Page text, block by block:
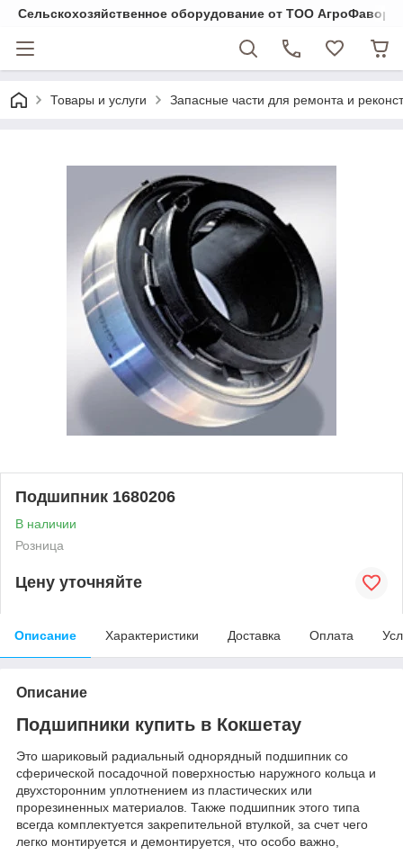
Cельскохозяйственное оборудование от ТОО
Товары и услуги Запасные части для ремонта и
Подшипник 1680206
В наличии
Розница
Цену уточняйте
Описание Характеристики Доставка Оплата
Описание
Подшипники купить в Кокшетау
Это шариковый радиальный однорядный подшипник со
сферической посадочной поверхностью наружного кольца и
двухсторонним уплотнением из пластических или
прорезиненных материалов. Также подшипник этого типа
всегда комплектуется закрепительной втулкой, за счет чего
легко монтируется и демонтируется, что особо важно,